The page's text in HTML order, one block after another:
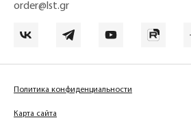
order@lst.gr
Политика конфиденциальности
Карта сайта